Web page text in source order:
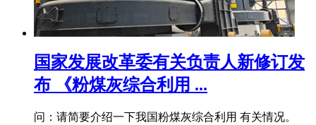
国家发展改革委有关负责人新修订发
布 《粉煤灰综合利用 ...
问：请简要介绍一下我国粉煤灰综合利用 有关情况。